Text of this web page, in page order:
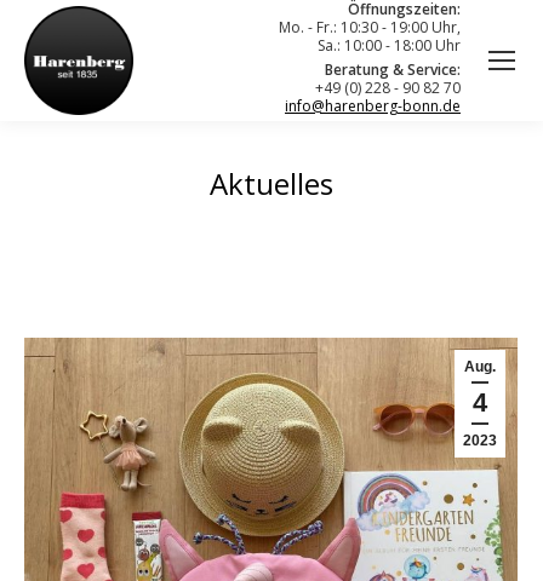
Öffnungszeiten:
Mo. - Fr.: 10:30 - 19:00 Uhr,
Sa.: 10:00 - 18:00 Uhr
Beratung & Service:
+49 (0) 228 - 90 82 70
info@harenberg-bonn.de
Aktuelles
Aug.
4
2023